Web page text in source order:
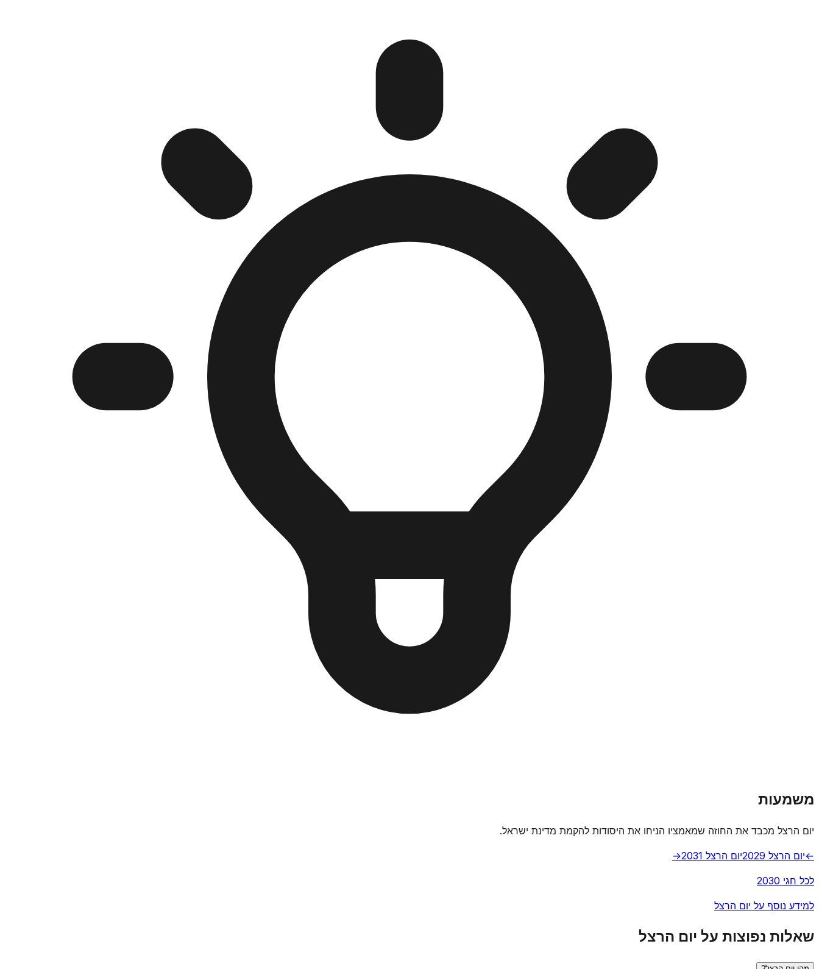
משמעות
יום הרצל מכבד את החוזה שמאמציו הניחו את היסודות להקמת מדינת ישראל.
←יום הרצל 2029 יום הרצל 2031 →
לכל חגי 2030
למידע נוסף על יום הרצל
שאלות נפוצות על יום הרצל